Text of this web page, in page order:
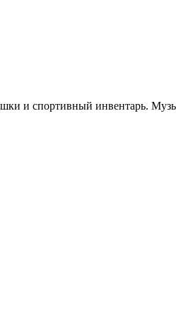
и спортивный инвентарь.